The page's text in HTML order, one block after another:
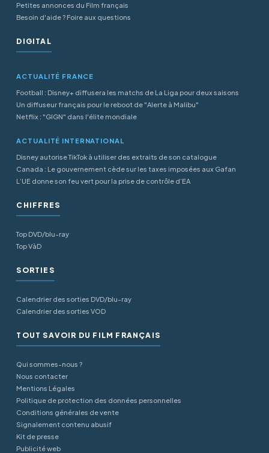
Petites annonces du Film français
Besoin d'aide ? Foire aux questions
DIGITAL
ACTUALITÉ FRANCE
Football : Disney+ diffusera les matchs de La Liga pour deux saisons
Un diffuseur français pour le reboot de "Alerte à Malibu"
Netflix : "GIGN" dans l'élite mondiale
ACTUALITÉ INTERNATIONAL
Disney autorise TikTok à utiliser des extraits de son catalogue
Canada : Le gouvernement cède sur les taxes imposées aux Gafan
L’UE donne son feu vert pour la prise de contrôle d’EA
CHIFFRES
Top DVD/blu-ray
Top VàD
SORTIES
Calendrier des sorties DVD/blu-ray
Calendrier des sorties VOD
TOUT SAVOIR DU FILM FRANÇAIS
Qui sommes-nous ?
Nous contacter
Mentions Légales
Politique de protection des données personnelles
Conditions générales de vente
Signalement contenu abusif
Kit de presse
Publicité web